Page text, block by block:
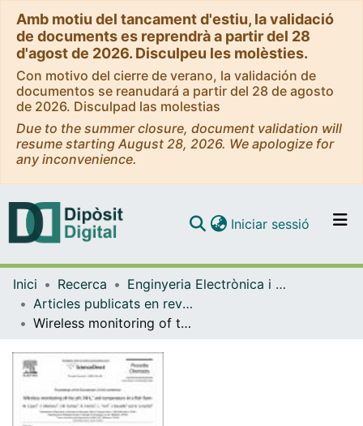
Amb motiu del tancament d'estiu, la validació
de documents es reprendrà a partir del 28
d'agost de 2026. Disculpeu les molèsties.
Con motivo del cierre de verano, la validación de
documentos se reanudará a partir del 28 de agosto
de 2026. Disculpad las molestias
Due to the summer closure, document validation will
resume starting August 28, 2026. We apologize for
any inconvenience.
Navega per tot el DD
Com publicar
Iniciar sessió (current)
Inici Recerca
Enginyeria Electrònica i Biomèdica
Articles publicats en revistes (Enginyeria Electrònica i Biomèdica)
Wireless monitoring of the pH, NH4+ and temperature in a fish farm